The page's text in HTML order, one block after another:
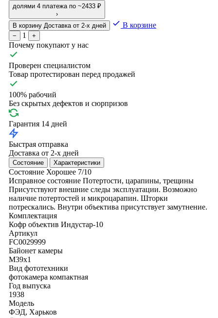
долями 4 платежа по ~2433 ₽
›
В корзину Доставка от 2-х дней В корзине
− 1 +
Почему покупают у нас
Проверен специалистом
Товар протестирован перед продажей
100% рабочий
Без скрытых дефектов и сюрпризов
Гарантия 14 дней
Быстрая отправка
Доставка от 2-х дней
Состояние Характеристики
Состояние Хорошее 7/10
Исправное состояние Потертости, царапины, трещины
Присутствуют внешние следы эксплуатации. Возможно
наличие потертостей и микроцарапин. Шторки
потрескались. Внутри объектива присутствует замутнение.
Комплектация
Кофр объектив Индустар-10
Артикул
FC0029999
Байонет камеры
M39x1
Вид фототехники
фотокамера компактная
Год выпуска
1938
Модель
ФЭД, Харьков